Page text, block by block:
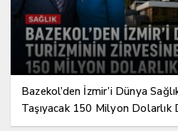
Bazekol’den İzmir’i Dünya
Taşıyacak 150 Milyon Dolarlık